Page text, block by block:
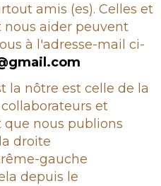
amis (es). Celles et
aider peuvent
à l'adresse-mail ci-
la nôtre est celle de la
et
que nous publions
droite
gauche
depuis le